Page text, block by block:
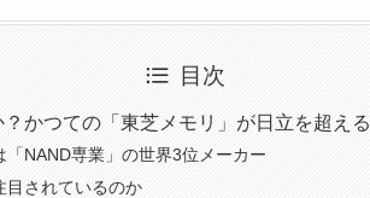
目次
かつての「東芝メモリ」が日立を超える
「NAND専業」の世界3位メーカー
目されているのか